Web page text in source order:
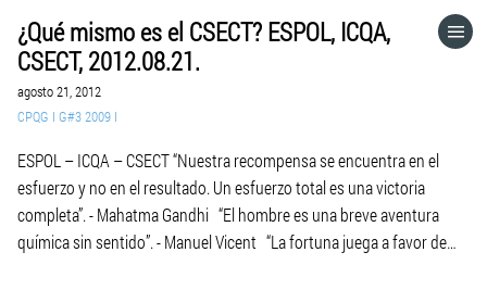
¿Qué mismo es el CSECT? ESPOL, ICQA,
CSECT, 2012.08.21.
agosto 21, 2012
CPQG I G#3 2009 I
ESPOL – ICQA – CSECT “Nuestra recompensa se encuentra en el
esfuerzo y no en el resultado. Un esfuerzo total es una victoria
completa”. - Mahatma Gandhi “El hombre es una breve aventura
química sin sentido”. - Manuel Vicent “La fortuna juega a favor de
HOME
IR A
VISITA EL SITIO WEB